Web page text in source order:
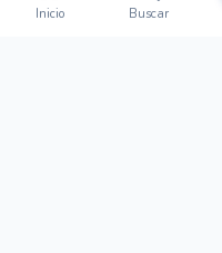
Inicio Buscar